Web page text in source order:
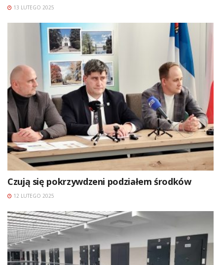
13 LUTEGO 2025
Czują się pokrzywdzeni podziałem środków
12 LUTEGO 2025